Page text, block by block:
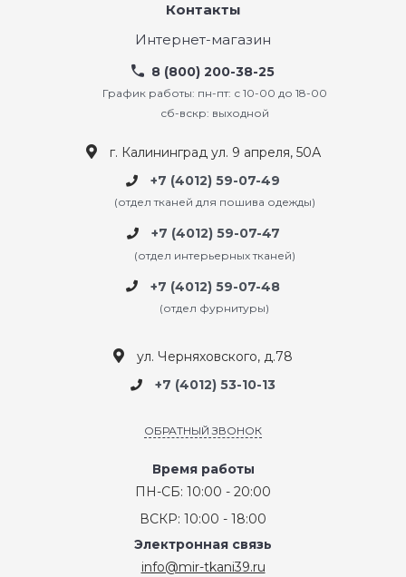
Контакты
Интернет-магазин
8 (800) 200-38-25
График работы: пн-пт: с 10-00 до 18-00
сб-вскр: выходной
г. Калининград ул. 9 апреля, 50А
+7 (4012) 59-07-49
(отдел тканей для пошива одежды)
+7 (4012) 59-07-47
(отдел интерьерных тканей)
+7 (4012) 59-07-48
(отдел фурнитуры)
ул. Черняховского, д.78
+7 (4012) 53-10-13
ОБРАТНЫЙ ЗВОНОК
Время работы
ПН-СБ: 10:00 - 20:00
ВСКР: 10:00 - 18:00
Электронная связь
info@mir-tkani39.ru